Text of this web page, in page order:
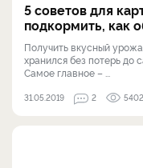
5 советов для
подкормить, как
Получить вкусный
хранился без потерь до
Самое главное – ...
31.05.2019 2